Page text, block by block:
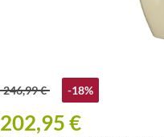
246,99 € -18%
202,95 €